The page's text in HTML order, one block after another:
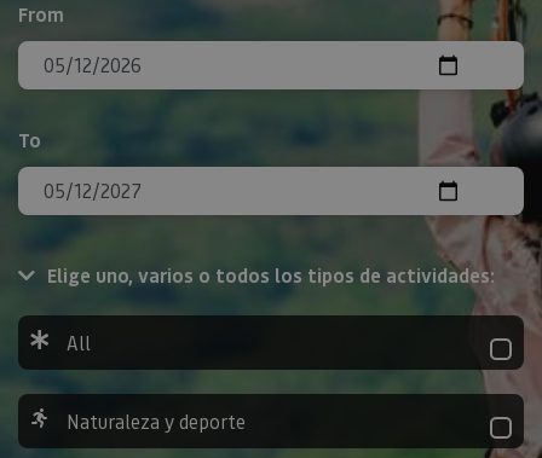
From
To
Elige uno, varios o todos los tipos de actividades:
All
Naturaleza y deporte